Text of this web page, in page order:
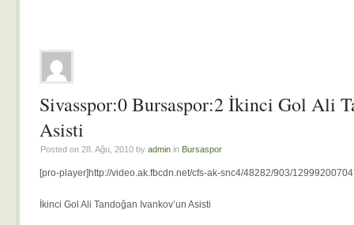
Sivasspor:0 Bursaspor:2 İkinci Gol Ali
Asisti
Posted on 28. Ağu, 2010 by admin in Bursaspor
[pro-player]http://video.ak.fbcdn.net/cfs-ak-snc4/48282/903/
İkinci Gol Ali Tandoğan Ivankov’un Asisti